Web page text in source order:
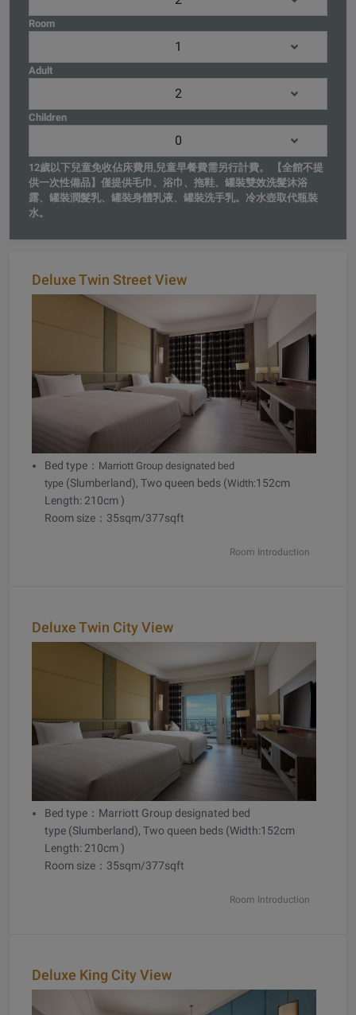
Room
Adult
Children
12歲以下兒童免收佔床費用,兒童早餐費需另行計費。 【全館不提
供一次性備品】僅提供毛巾、浴巾、拖鞋、罐裝雙效洗髮沐浴
露、罐裝潤髮乳、罐裝身體乳液、罐裝洗手乳。冷水壺取代瓶裝
水。
Deluxe Twin Street View
Bed type： Marriott Group designated bed
type (Slumberland), Two queen beds (Width:152cm
Length: 210cm )
Room size：35sqm/377sqft
Room Introduction
Deluxe Twin City View
Bed type：Marriott Group designated bed
type (Slumberland), Two queen beds (Width:152cm
Length: 210cm )
Room size：35sqm/377sqft
Room Introduction
Deluxe King City View